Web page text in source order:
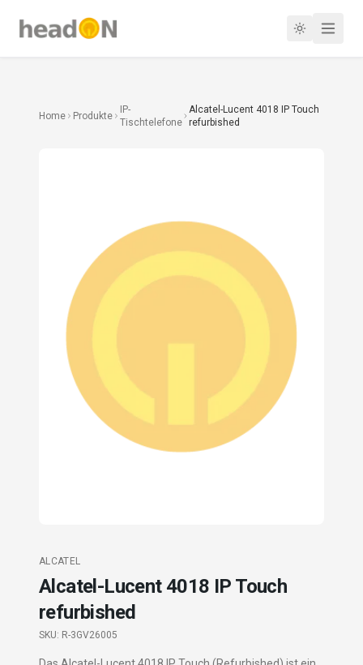
Home Produkte
IP-
Tischtelefone
Alcatel-Lucent 4018 IP Touch
refurbished
ALCATEL
Alcatel-Lucent 4018 IP Touch
refurbished
SKU: R-3GV26005